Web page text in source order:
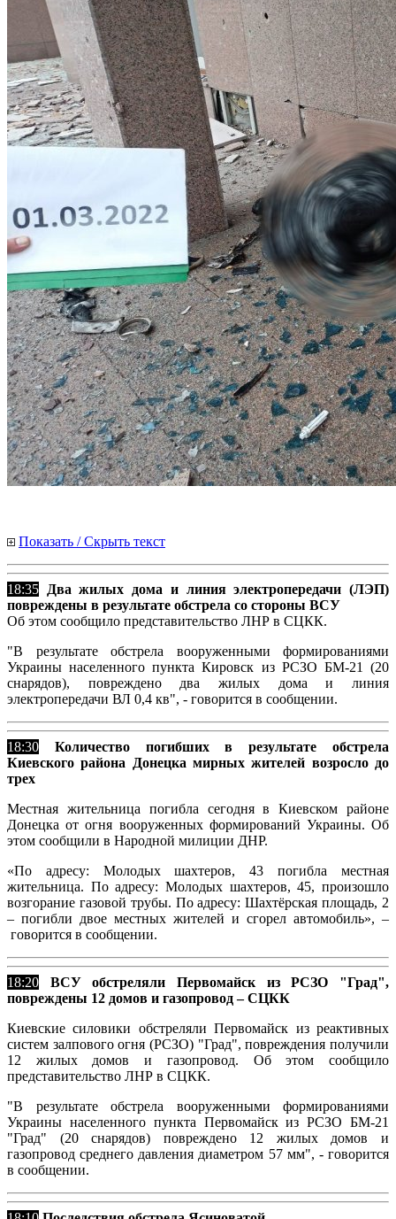
Показать / Скрыть текст
18:35 Два жилых дома и линия электропередачи (ЛЭП)
повреждены в результате обстрела со стороны ВСУ
Об этом сообщило представительство ЛНР в СЦКК.
"В результате обстрела вооруженными формированиями
Украины населенного пункта Кировск из РСЗО БМ-21 (20
снарядов), повреждено два жилых дома и линия
электропередачи ВЛ 0,4 кв", - говорится в сообщении.
18:30
Количество погибших в результате обстрела
Киевского района Донецка мирных жителей возросло до
трех
Местная жительница погибла сегодня в Киевском районе
Донецка от огня вооруженных формирований Украины. Об
этом сообщили в Народной милиции ДНР.
«По адресу: Молодых шахтеров, 43 погибла местная
жительница. По адресу: Молодых шахтеров, 45, произошло
возгорание газовой трубы. По адресу: Шахтёрская площадь, 2
– погибли двое местных жителей и сгорел автомобиль», –
говорится в сообщении.
18:20
ВСУ обстреляли Первомайск из РСЗО "Град",
повреждены 12 домов и газопровод – СЦКК
Киевские силовики обстреляли Первомайск из реактивных
систем залпового огня (РСЗО) "Град", повреждения получили
12 жилых домов и газопровод. Об этом сообщило
представительство ЛНР в СЦКК.
"В результате обстрела вооруженными формированиями
Украины населенного пункта Первомайск из РСЗО БМ-21
"Град" (20 снарядов) повреждено 12 жилых домов и
газопровод среднего давления диаметром 57 мм", - говорится
в сообщении.